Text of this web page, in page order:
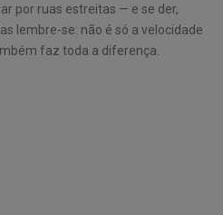
por ruas estreitas — e se der,
lembre-se: não é só a velocidade
faz toda a diferença.